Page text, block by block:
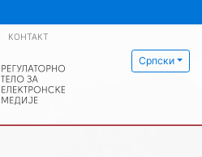
Српски
КОНТАКТ